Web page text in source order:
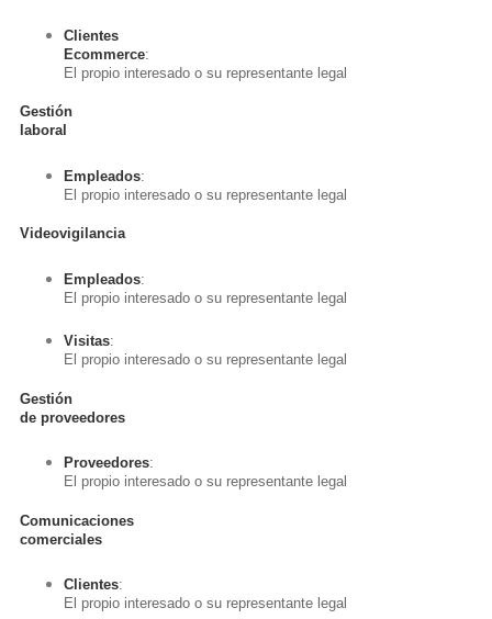
Clientes
Ecommerce:
El propio interesado o su representante legal
Gestión
laboral
Empleados:
El propio interesado o su representante legal
Videovigilancia
Empleados:
El propio interesado o su representante legal
Visitas:
El propio interesado o su representante legal
Gestión
de proveedores
Proveedores:
El propio interesado o su representante legal
Comunicaciones
comerciales
Clientes:
El propio interesado o su representante legal